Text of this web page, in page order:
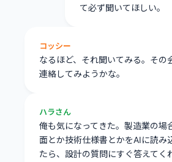
て必ず聞いてほしい。
コッシー
なるほど、それ聞いてみる。その
連絡してみようかな。
ハラさん
俺も気になってきた。製造業の場
面とか技術仕様書とかをAIに読み
たら、設計の質問にすぐ答えてく